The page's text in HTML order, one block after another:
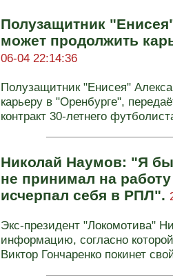
Полузащитник
может продолжить
06-04 22:14:36
Полузащитник "Енисея"
карьеру в "Оренбурге",
контракт 30-летнего
Николай Наумов: "Я
не принимал на
исчерпал себя в РПЛ".
Экс-президент "Локомотива"
информацию, согласно
Виктор Гончаренко покинет